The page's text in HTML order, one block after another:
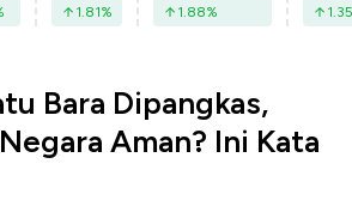
1.81% 1.88% 1.35
Bara Dipangkas,
Aman? Ini Kata